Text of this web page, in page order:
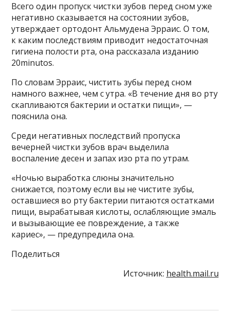
Всего один пропуск чистки зубов перед сном уже
негативно сказывается на состоянии зубов,
утверждает ортодонт Альмудена Эрраис. О том,
к каким последствиям приводит недостаточная
гигиена полости рта, она рассказала изданию
20minutos.
По словам Эрраис, чистить зубы перед сном
намного важнее, чем с утра. «В течение дня во рту
скапливаются бактерии и остатки пищи», —
пояснила она.
Среди негативных последствий пропуска
вечерней чистки зубов врач выделила
воспаление десен и запах изо рта по утрам.
«Ночью выработка слюны значительно
снижается, поэтому если вы не чистите зубы,
оставшиеся во рту бактерии питаются остатками
пищи, вырабатывая кислоты, ослабляющие эмаль
и вызывающие ее повреждение, а также
кариес», — предупредила она.
Поделиться
Источник: health.mail.ru